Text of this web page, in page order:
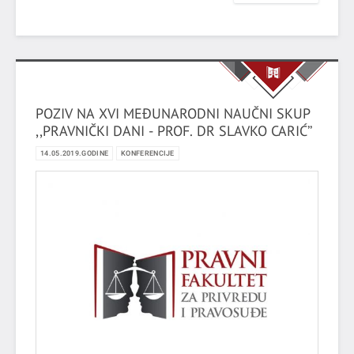
POZIV NA XVI MEĐUNARODNI NAUČNI SKUP
,,PRAVNIČKI DANI - PROF. DR SLAVKO CARIĆ’’
14.05.2019.GODINE KONFERENCIJE